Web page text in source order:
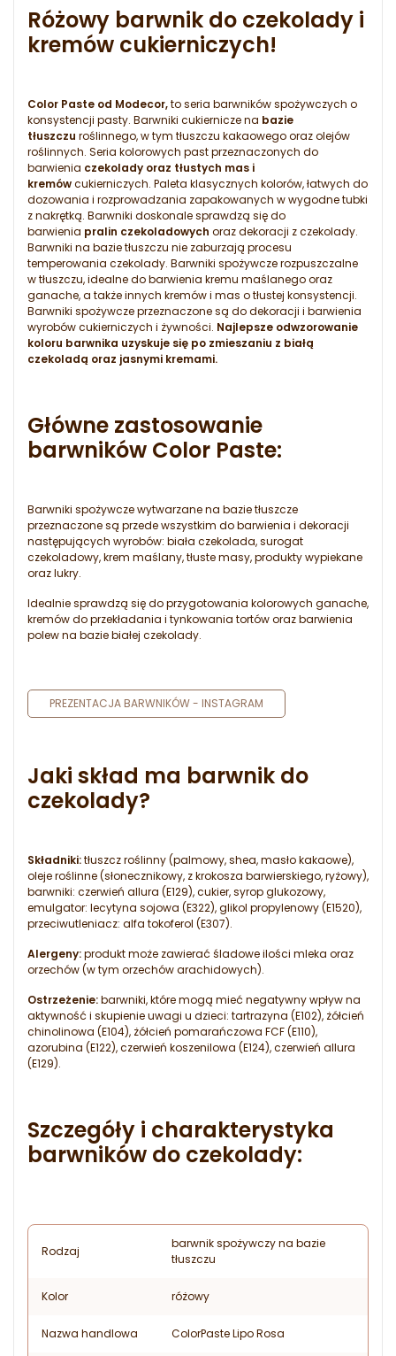
Różowy barwnik do czekolady i
kremów cukierniczych!
Color Paste od Modecor,to seria barwników spożywczych o
konsystencji pasty. Barwniki cukiernicze na bazie
tłuszczu roślinnego, w tym tłuszczu kakaowego oraz olejów
roślinnych. Seria kolorowych past przeznaczonych do
barwienia czekolady oraz tłustych mas i
kremówcukierniczych. Paleta klasycznych kolorów, łatwych do
dozowania i rozprowadzania zapakowanych w wygodne tubki
z nakrętką. Barwniki doskonale sprawdzą się do
barwienia pralin czekoladowych oraz dekoracji z czekolady.
Barwniki na bazie tłuszczu nie zaburzają procesu
temperowania czekolady. Barwniki spożywcze rozpuszczalne
w tłuszczu, idealne do barwienia kremu maślanego oraz
ganache, a także innych kremów i mas o tłustej konsystencji.
Barwniki spożywcze przeznaczone są do dekoracji i barwienia
wyrobów cukierniczych i żywności. Najlepsze odwzorowanie
koloru barwnika uzyskuje się po zmieszaniu z białą
czekoladą oraz jasnymi kremami.
Główne zastosowanie
barwników Color Paste:
Barwniki spożywcze wytwarzane na bazie tłuszcze
przeznaczone są przede wszystkim do barwienia i dekoracji
następujących wyrobów: biała czekolada, surogat
czekoladowy, krem maślany, tłuste masy, produkty wypiekane
oraz lukry.
Idealnie sprawdzą się do przygotowania kolorowych ganache,
kremów do przekładania i tynkowania tortów oraz barwienia
polew na bazie białej czekolady.
PREZENTACJA BARWNIKÓW - INSTAGRAM
Jaki skład ma barwnik do
czekolady?
Składniki:tłuszcz roślinny (palmowy, shea, masło kakaowe),
oleje roślinne (słonecznikowy, z krokosza barwierskiego, ryżowy),
barwniki: czerwień allura (E129), cukier, syrop glukozowy,
emulgator: lecytyna sojowa (E322), glikol propylenowy (E1520),
przeciwutleniacz: alfa tokoferol (E307).
Alergeny:produkt może zawierać śladowe ilości mleka oraz
orzechów (w tym orzechów arachidowych).
Ostrzeżenie:barwniki, które mogą mieć negatywny wpływ na
aktywność i skupienie uwagi u dzieci: tartrazyna (E102), żółcień
chinolinowa (E104), żółcień pomarańczowa FCF (E110),
azorubina (E122), czerwień koszenilowa (E124), czerwień allura
(E129).
Szczegóły i charakterystyka
barwników do czekolady:
Rodzaj
barwnik spożywczy na bazie
tłuszczu
Kolor różowy
Nazwa handlowa ColorPaste Lipo Rosa